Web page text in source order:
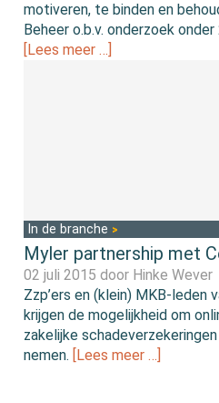
motiveren, te binden en
Beheer o.b.v. onderzoek
[Lees meer …]
In de branche
Myler partnership met
02 juli 2015 door Hinke Wever
Zzp’ers en (klein) MKB-leden
krijgen de mogelijkheid om
zakelijke
nemen. [Lees meer …]